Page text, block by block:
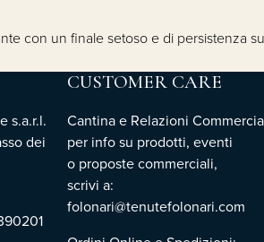
con un finale setoso e di persistenza
s.a.r.l.
dei
CUSTOMER CARE
Cantina e Relazioni
per info su prodotti, eventi
o proposte commerciali,
scrivi a:
folonari@tenutefolonari.com